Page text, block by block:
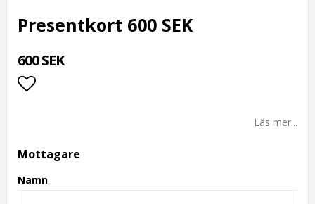
Presentkort 600 SEK
600 SEK
Läs mer...
Mottagare
Namn